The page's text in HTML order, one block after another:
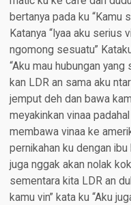
bertanya pada ku “Kamu
Katanya “Iyaa aku serius
ngomong sesuatu”
“Aku mau hubungan
kan LDR an sama aku
jemput deh dan bawa
meyakinkan vinaa
membawa vinaa ke
pernikahan ku dengan ibu
juga nggak akan nolak
sementara kita LDR an
kamu vin” kata ku “Aku